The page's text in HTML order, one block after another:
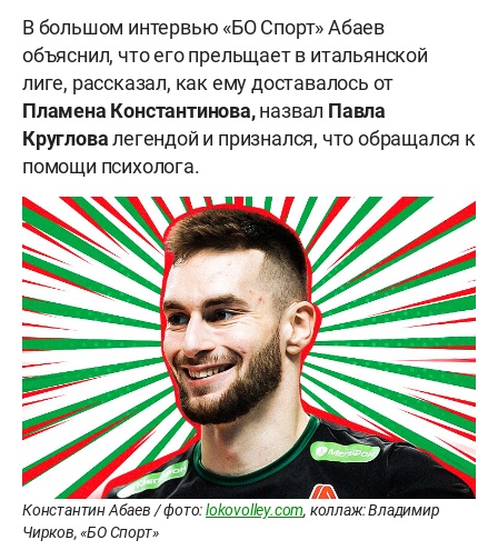
В большом интервью «БО Спорт» Абаев
объяснил, что его прельщает в итальянской
лиге, рассказал, как ему доставалось от
Пламена Константинова,назвал Павла
Кругловалегендой и признался, что обращался к
помощи психолога.
Константин Абаев / фото:lokovolley.com, коллаж: Владимир
Чирков, «БО Спорт»